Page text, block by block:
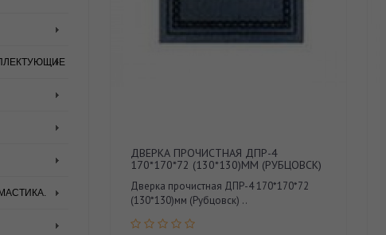
ДВЕРКА ПРОЧИСТНАЯ ДПР-4
170*170*72 (130*130)ММ (РУБЦОВСК)
Дверка прочистная ДПР-4 170*170*72
(130*130)мм (Рубцовск) ..